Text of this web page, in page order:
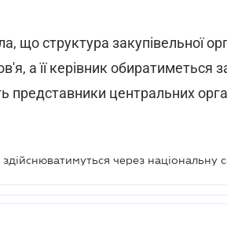
що структура закупівельної
а її керівник обиратиметься
представники центральних
здійснюватимуться через національну